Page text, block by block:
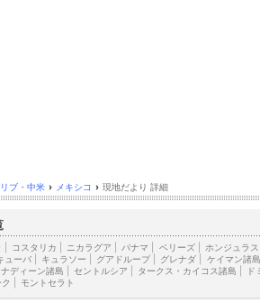
ブ・中米 › メキシコ › 現地だより 詳細
コスタリカ ニカラグア パナマ ベリーズ| ホンジュラス
ューバ キュラソー グアドループ| グレナダ
ケイマン諸島
ディーン諸島
セントルシア タークス・カイコス諸島
ド
モントセラト